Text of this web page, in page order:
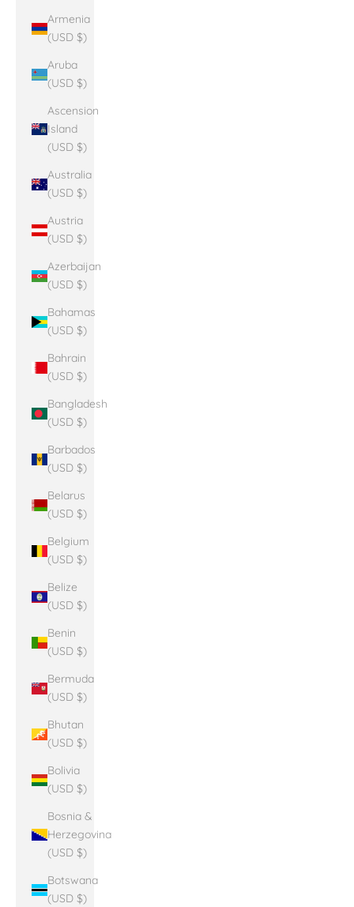
Armenia
(USD $)
Aruba
(USD $)
Ascension
Island
(USD $)
Australia
(USD $)
Austria
(USD $)
Azerbaijan
(USD $)
Bahamas
(USD $)
Bahrain
(USD $)
Bangladesh
(USD $)
Barbados
(USD $)
Belarus
(USD $)
Belgium
(USD $)
Belize
(USD $)
Benin
(USD $)
Bermuda
(USD $)
Bhutan
(USD $)
Bolivia
(USD $)
Bosnia &
Herzegovina
(USD $)
Botswana
(USD $)